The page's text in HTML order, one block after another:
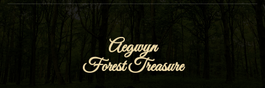
Aegwyn
Forest Treasure